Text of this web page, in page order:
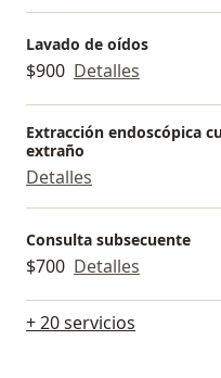
Lavado de oídos
$900 Detalles
Extracción endoscópica
extraño
Detalles
Consulta subsecuente
$700 Detalles
+ 20 servicios